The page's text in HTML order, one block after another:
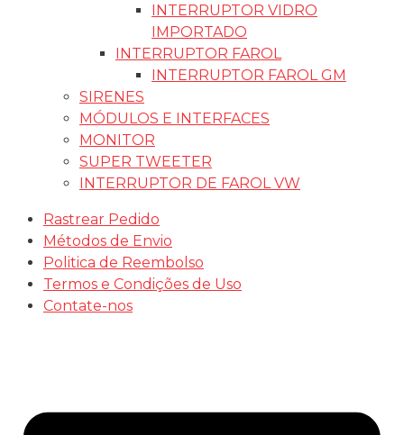
INTERRUPTOR VIDRO
IMPORTADO
INTERRUPTOR FAROL
INTERRUPTOR FAROL GM
SIRENES
MÓDULOS E INTERFACES
MONITOR
SUPER TWEETER
INTERRUPTOR DE FAROL VW
Rastrear Pedido
Métodos de Envio
Politica de Reembolso
Termos e Condições de Uso
Contate-nos